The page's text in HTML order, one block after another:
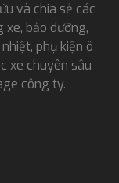
và chia sẻ các
xe, bảo dưỡng,
phụ kiện ô
xe chuyên sâu
công ty.